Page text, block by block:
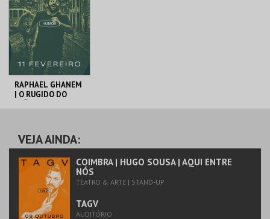
MAIS INFO
COMPRAR
RAPHAEL GHANEM
| O RUGIDO DO
MAIS INFO
COMPRAR
VEJA AINDA:
COIMBRA | HUGO SOUSA | AQUI ENTRE
NÓS
TEATRO & ARTE | STAND-UP
TAGV
AUDITÓRIO